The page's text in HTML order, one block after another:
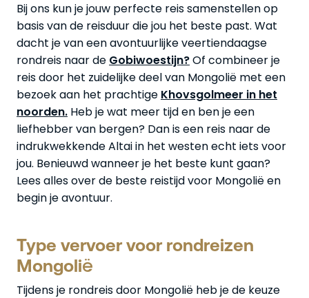
Bij ons kun je jouw perfecte reis samenstellen op
basis van de reisduur die jou het beste past. Wat
dacht je van een avontuurlijke veertiendaagse
rondreis naar de Gobiwoestijn?Of combineer je
reis door het zuidelijke deel van Mongolië met een
bezoek aan het prachtige Khovsgolmeer in het
noorden. Heb je wat meer tijd en ben je een
liefhebber van bergen? Dan is een reis naar de
indrukwekkende Altai in het westen echt iets voor
jou. Benieuwd wanneer je het beste kunt gaan?
Lees alles over de beste reistijd voor Mongolië en
begin je avontuur.
Type vervoer voor rondreizen
Mongolië
Tijdens je rondreis door Mongolië heb je de keuze